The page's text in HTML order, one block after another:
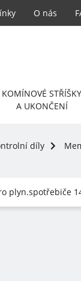
O nás
KOMÍNOVÉ STŘÍŠKY
A UKONČENÍ
díly